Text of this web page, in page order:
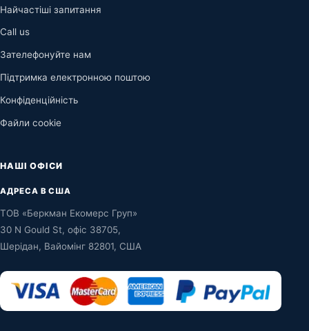
Найчастіші запитання
Call us
Зателефонуйте нам
Підтримка електронною поштою
Конфіденційність
Файли cookie
НАШІ ОФІСИ
АДРЕСА В США
ТОВ «Беркман Екомерс Груп»
30 N Gould St, офіс 38705,
Шерідан, Вайомінг 82801, США